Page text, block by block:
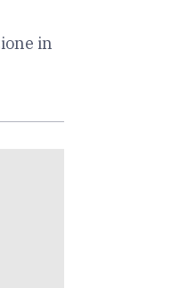
in